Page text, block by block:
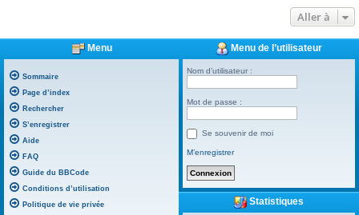
Aller à
Menu
Sommaire
Page d’index
Rechercher
S’enregistrer
Aide
FAQ
Guide du BBCode
Conditions d’utilisation
Politique de vie privée
Menu de l’utilisateur
Nom d’utilisateur :
Mot de passe :
Se souvenir de moi
M’enregistrer
Statistiques